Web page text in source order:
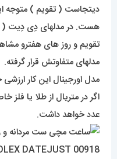
دیتجاست ( تقویم ) متوجه
تقویم و روز های هفترو
مدلهای متفاوتش قرار گرفته.
اگر در متریال از طلا یا فلز
عدد خواهد داشت.